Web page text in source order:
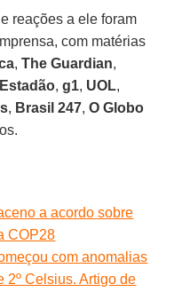
e reações a ele foram
com matérias
, The Guardian,
Estadão, g1, UOL,
, Brasil 247, O Globo
a acordo sobre
COP28
com anomalias
2º Celsius. Artigo de